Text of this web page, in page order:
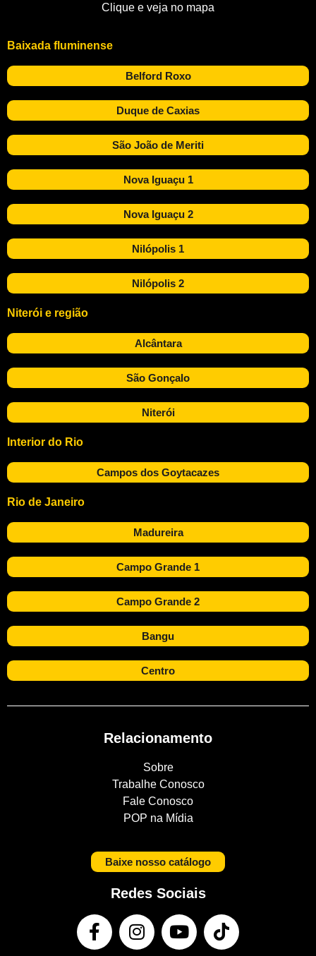
Clique e veja no mapa
Baixada fluminense
Belford Roxo
Duque de Caxias
São João de Meriti
Nova Iguaçu 1
Nova Iguaçu 2
Nilópolis 1
Nilópolis 2
Niterói e região
Alcântara
São Gonçalo
Niterói
Interior do Rio
Campos dos Goytacazes
Rio de Janeiro
Madureira
Campo Grande 1
Campo Grande 2
Bangu
Centro
Relacionamento
Sobre
Trabalhe Conosco
Fale Conosco
POP na Mídia
Baixe nosso catálogo
Redes Sociais